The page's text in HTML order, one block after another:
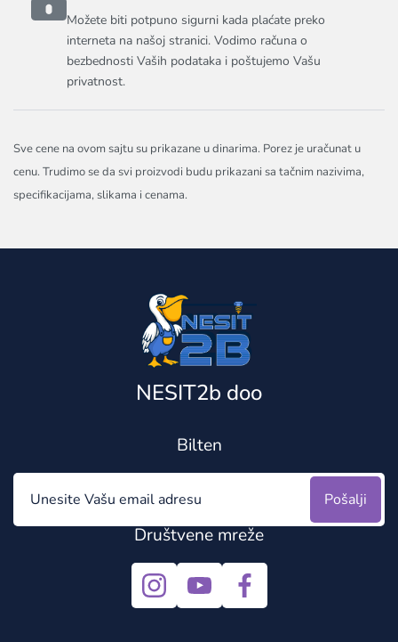
Možete biti potpuno sigurni kada plaćate preko
interneta na našoj stranici. Vodimo računa o
bezbednosti Vaših podataka i poštujemo Vašu
privatnost.
Sve cene na ovom sajtu su prikazane u dinarima. Porez je uračunat u
cenu. Trudimo se da svi proizvodi budu prikazani sa tačnim nazivima,
specifikacijama, slikama i cenama.
NESIT2b doo
Bilten
Pošalji
Društvene mreže